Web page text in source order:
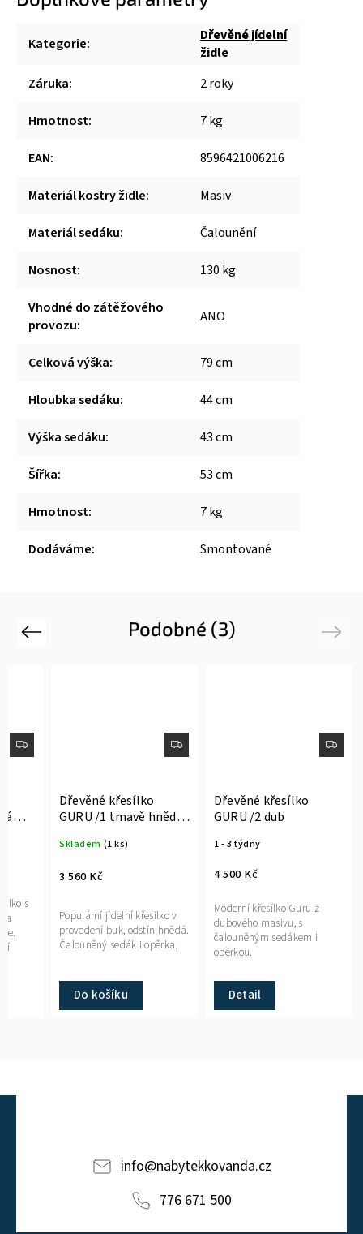
Kategorie:
Dřevěné jídelní
židle
Záruka: 2 roky
Hmotnost: 7 kg
EAN: 8596421006216
Materiál kostry židle: Masiv
Materiál sedáku: Čalounění
Nosnost: 130 kg
Vhodné do zátěžového
provozu: ANO
Celková výška: 79 cm
Hloubka sedáku: 44 cm
Výška sedáku: 43 cm
Šířka: 53 cm
Hmotnost: 7 kg
Dodáváme: Smontované
Podobné (3)
Previous
s
a
Dřevěné křesílko
GURU /1 tmavě hnědá,
Skladem (1 ks)
3 560 Kč
Do košíku
Populární jídelní křesílko v
provedení buk, odstín hnědá.
Čalouněný sedák i opěrka.
Dřevěné křesílko
GURU /2 dub
1 - 3 týdny
4 500 Kč
Detail
Moderní křesílko Guru z
dubového masivu, s
čalouněným sedákem i
opěrkou.
Next
info@nabytekkovanda.cz
776 671 500